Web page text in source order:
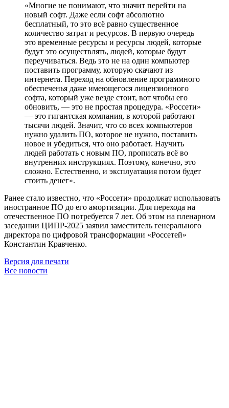
«Многие не понимают, что значит перейти на
новый софт. Даже если софт абсолютно
бесплатный, то это всё равно существенное
количество затрат и ресурсов. В первую очередь
это временные ресурсы и ресурсы людей, которые
будут это осуществлять, людей, которые будут
переучиваться. Ведь это не на один компьютер
поставить программу, которую скачают из
интернета. Переход на обновление программного
обеспеченья даже имеющегося лицензионного
софта, который уже везде стоит, вот чтобы его
обновить, — это не простая процедура. «Россети»
— это гигантская компания, в которой работают
тысячи людей. Значит, что со всех компьютеров
нужно удалить ПО, которое не нужно, поставить
новое и убедиться, что оно работает. Научить
людей работать с новым ПО, прописать всё во
внутренних инструкциях. Поэтому, конечно, это
сложно. Естественно, и эксплуатация потом будет
стоить денег».
Ранее стало известно, что «Россети» продолжат использовать
иностранное ПО до его амортизации. Для перехода на
отечественное ПО потребуется 7 лет. Об этом на пленарном
заседании ЦИПР-2025 заявил заместитель генерального
директора по цифровой трансформации «Россетей»
Константин Кравченко.
Версия для печати
Все новости